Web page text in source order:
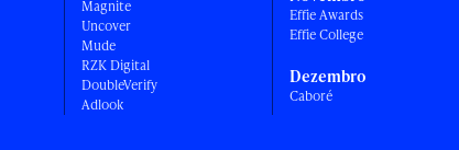
Magnite
Uncover
Mude
RZK Digital
DoubleVerify
Adlook
Effie Awards
Effie College
Dezembro
Caboré